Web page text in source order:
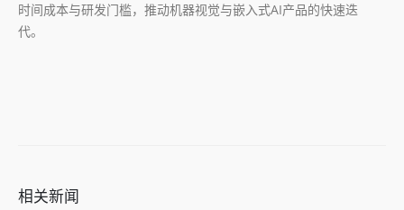
时间成本与研发门槛，推动机器视觉与嵌入式AI产品的快速迭
代。
相关新闻